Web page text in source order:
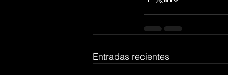
Entradas recientes